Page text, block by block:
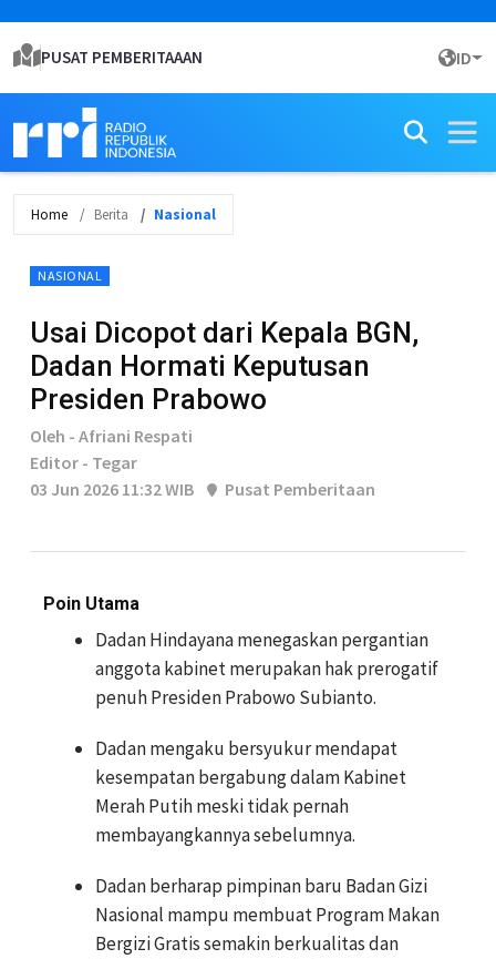
PUSAT PEMBERITAAAN ID
Home Berita Nasional
NASIONAL
Usai Dicopot dari Kepala BGN,
Dadan Hormati Keputusan
Presiden Prabowo
Oleh - Afriani Respati
Editor - Tegar
03 Jun 2026 11:32 WIB
Pusat Pemberitaan
Poin Utama
Dadan Hindayana menegaskan pergantian
anggota kabinet merupakan hak prerogatif
penuh Presiden Prabowo Subianto.
Dadan mengaku bersyukur mendapat
kesempatan bergabung dalam Kabinet
Merah Putih meski tidak pernah
membayangkannya sebelumnya.
Dadan berharap pimpinan baru Badan Gizi
Nasional mampu membuat Program Makan
Bergizi Gratis semakin berkualitas dan